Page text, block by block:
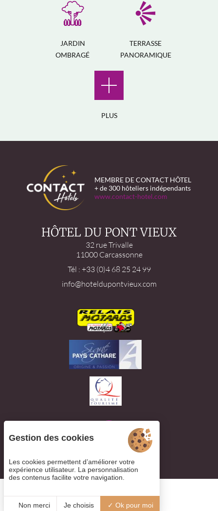
JARDIN
OMBRAGÉ
TERRASSE
PANORAMIQUE
PLUS
MEMBRE DE CONTACT HÔTEL
+ de 300 hôteliers indépendants
www.contact-hotel.com
HÔTEL DU PONT VIEUX
32 rue Trivalle
11000 Carcassonne
Tél : +33 (0)4 68 25 24 99
info@hoteldupontvieux.com
Voir les avis
Gestion des cookies
Les cookies permettent d’améliorer votre
expérience utilisateur. La personnalisation
des contenus facilite votre navigation.
Non merci Je choisis Ok pour moi